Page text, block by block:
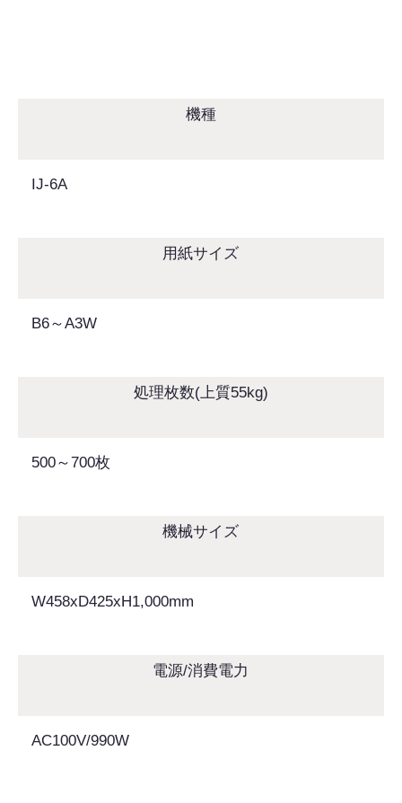
機種
IJ-6A
用紙サイズ
B6～A3W
処理枚数(上質55kg)
500～700枚
機械サイズ
W458xD425xH1,000mm
電源/消費電力
AC100V/990W